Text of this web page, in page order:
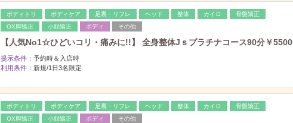
ボディトリ ボディケア 足裏・リフレ ヘッド 整体 カイロ
骨盤矯正
OX脚矯正
小顔矯正 ボディ その他
【人気No1☆ひどいコリ・痛みに!!】 全身整体Jｓプラチナコース90分￥5500
提示条件： 予約時＆入店時
利用条件： 新規/1日3名限定
ボディトリ ボディケア 足裏・リフレ ヘッド 整体 カイロ
骨盤矯正
OX脚矯正
小顔矯正 ボディ その他